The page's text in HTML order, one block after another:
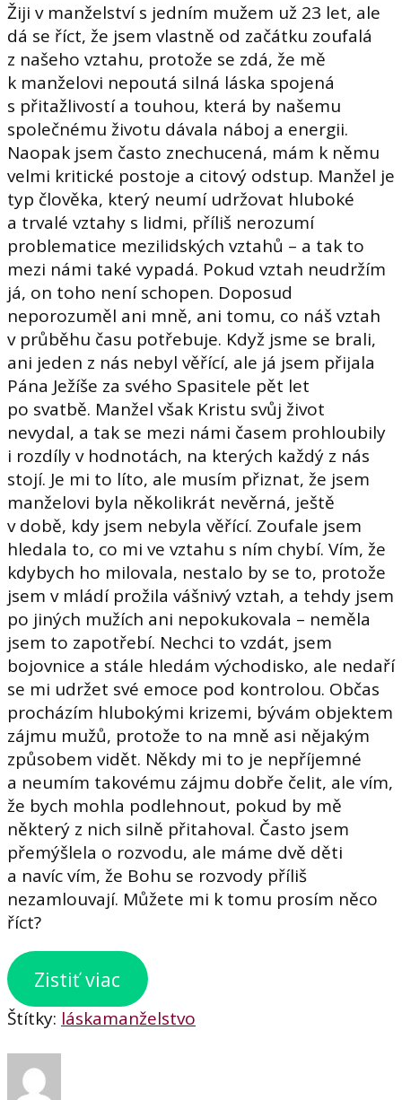
Žiji v manželství s jedním mužem už 23 let, ale
dá se říct, že jsem vlastně od začátku zoufalá
z našeho vztahu, protože se zdá, že mě
k manželovi nepoutá silná láska spojená
s přitažlivostí a touhou, která by našemu
společnému životu dávala náboj a energii.
Naopak jsem často znechucená, mám k němu
velmi kritické postoje a citový odstup. Manžel je
typ člověka, který neumí udržovat hluboké
a trvalé vztahy s lidmi, příliš nerozumí
problematice mezilidských vztahů – a tak to
mezi námi také vypadá. Pokud vztah neudržím
já, on toho není schopen. Doposud
neporozuměl ani mně, ani tomu, co náš vztah
v průběhu času potřebuje. Když jsme se brali,
ani jeden z nás nebyl věřící, ale já jsem přijala
Pána Ježíše za svého Spasitele pět let
po svatbě. Manžel však Kristu svůj život
nevydal, a tak se mezi námi časem prohloubily
i rozdíly v hodnotách, na kterých každý z nás
stojí. Je mi to líto, ale musím přiznat, že jsem
manželovi byla několikrát nevěrná, ještě
v době, kdy jsem nebyla věřící. Zoufale jsem
hledala to, co mi ve vztahu s ním chybí. Vím, že
kdybych ho milovala, nestalo by se to, protože
jsem v mládí prožila vášnivý vztah, a tehdy jsem
po jiných mužích ani nepokukovala – neměla
jsem to zapotřebí. Nechci to vzdát, jsem
bojovnice a stále hledám východisko, ale nedaří
se mi udržet své emoce pod kontrolou. Občas
procházím hlubokými krizemi, bývám objektem
zájmu mužů, protože to na mně asi nějakým
způsobem vidět. Někdy mi to je nepříjemné
a neumím takovému zájmu dobře čelit, ale vím,
že bych mohla podlehnout, pokud by mě
některý z nich silně přitahoval. Často jsem
přemýšlela o rozvodu, ale máme dvě děti
a navíc vím, že Bohu se rozvody příliš
nezamlouvají. Můžete mi k tomu prosím něco
říct?
Zistiť viac
Štítky: láskamanželstvo